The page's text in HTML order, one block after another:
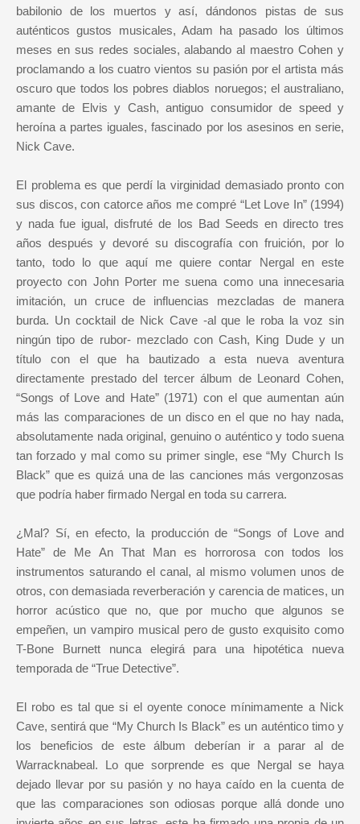
babilonio de los muertos y así, dándonos pistas de sus
auténticos gustos musicales, Adam ha pasado los últimos
meses en sus redes sociales, alabando al maestro Cohen y
proclamando a los cuatro vientos su pasión por el artista más
oscuro que todos los pobres diablos noruegos; el australiano,
amante de Elvis y Cash, antiguo consumidor de speed y
heroína a partes iguales, fascinado por los asesinos en serie,
Nick Cave.
El problema es que perdí la virginidad demasiado pronto con
sus discos, con catorce años me compré “Let Love In” (1994)
y nada fue igual, disfruté de los Bad Seeds en directo tres
años después y devoré su discografía con fruición, por lo
tanto, todo lo que aquí me quiere contar Nergal en este
proyecto con John Porter me suena como una innecesaria
imitación, un cruce de influencias mezcladas de manera
burda. Un cocktail de Nick Cave -al que le roba la voz sin
ningún tipo de rubor- mezclado con Cash, King Dude y un
título con el que ha bautizado a esta nueva aventura
directamente prestado del tercer álbum de Leonard Cohen,
“Songs of Love and Hate” (1971) con el que aumentan aún
más las comparaciones de un disco en el que no hay nada,
absolutamente nada original, genuino o auténtico y todo suena
tan forzado y mal como su primer single, ese “My Church Is
Black” que es quizá una de las canciones más vergonzosas
que podría haber firmado Nergal en toda su carrera.
¿Mal? Sí, en efecto, la producción de “Songs of Love and
Hate” de Me An That Man es horrorosa con todos los
instrumentos saturando el canal, al mismo volumen unos de
otros, con demasiada reverberación y carencia de matices, un
horror acústico que no, que por mucho que algunos se
empeñen, un vampiro musical pero de gusto exquisito como
T-Bone Burnett nunca elegirá para una hipotética nueva
temporada de “True Detective”.
El robo es tal que si el oyente conoce mínimamente a Nick
Cave, sentirá que “My Church Is Black” es un auténtico timo y
los beneficios de este álbum deberían ir a parar al de
Warracknabeal. Lo que sorprende es que Nergal se haya
dejado llevar por su pasión y no haya caído en la cuenta de
que las comparaciones son odiosas porque allá donde uno